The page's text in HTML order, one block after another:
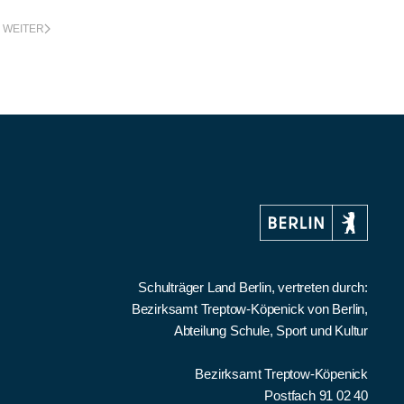
WEITER
Schulträger Land Berlin, vertreten durch:
Bezirksamt Treptow-Köpenick von Berlin,
Abteilung Schule, Sport und Kultur
Bezirksamt Treptow-Köpenick
Postfach 91 02 40